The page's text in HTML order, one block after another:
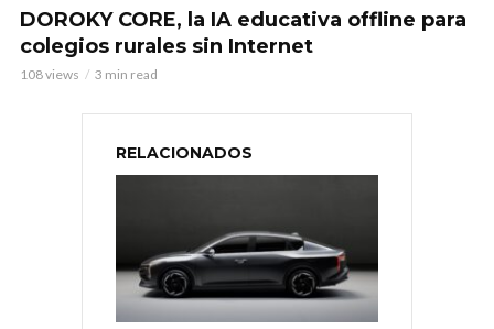
DOROKY CORE, la IA educativa offline para
colegios rurales sin Internet
108 views 3 min read
RELACIONADOS